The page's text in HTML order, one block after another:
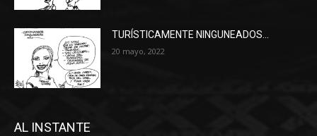
TURÍSTICAMENTE NINGUNEADOS…
20 mayo, 2022
AL INSTANTE